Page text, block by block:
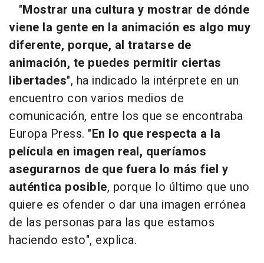
"Mostrar una cultura y mostrar de dónde
viene la gente en la animación es algo muy
diferente, porque, al tratarse de
animación, te puedes permitir ciertas
libertades", ha indicado la intérprete en un
encuentro con varios medios de
comunicación, entre los que se encontraba
Europa Press. "En lo que respecta a la
película en imagen real, queríamos
asegurarnos de que fuera lo más fiel y
auténtica posible, porque lo último que uno
quiere es ofender o dar una imagen errónea
de las personas para las que estamos
haciendo esto", explica.